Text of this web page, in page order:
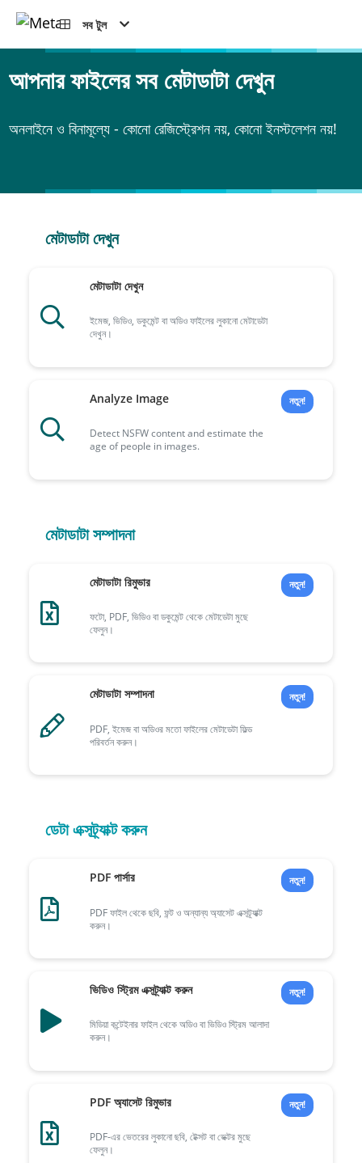
সব টুল
আপনার ফাইলের সব মেটাডাটা দেখুন
অনলাইনে ও বিনামূল্যে - কোনো রেজিস্ট্রেশন নয়, কোনো ইনস্টলেশন নয়!
মেটাডাটা দেখুন
মেটাডাটা দেখুন
ইমেজ, ভিডিও, ডকুমেন্ট বা অডিও ফাইলের লুকানো মেটাডেটা
দেখুন।
Analyze Image
Detect NSFW content and estimate the
age of people in images.
নতুন!
মেটাডাটা সম্পাদনা
মেটাডাটা রিমুভার
ফটো, PDF, ভিডিও বা ডকুমেন্ট থেকে মেটাডেটা মুছে
ফেলুন।
নতুন!
মেটাডাটা সম্পাদনা
PDF, ইমেজ বা অডিওর মতো ফাইলের মেটাডেটা ফিল্ড
পরিবর্তন করুন।
নতুন!
ডেটা এক্সট্র্যাক্ট করুন
PDF পার্সার
PDF ফাইল থেকে ছবি, ফন্ট ও অন্যান্য অ্যাসেট এক্সট্র্যাক্ট
করুন।
নতুন!
ভিডিও স্ট্রিম এক্সট্র্যাক্ট করুন
মিডিয়া কন্টেইনার ফাইল থেকে অডিও বা ভিডিও স্ট্রিম আলাদা
করুন।
নতুন!
PDF অ্যাসেট রিমুভার
PDF-এর ভেতরের লুকানো ছবি, টেক্সট বা ভেক্টর মুছে
ফেলুন।
নতুন!